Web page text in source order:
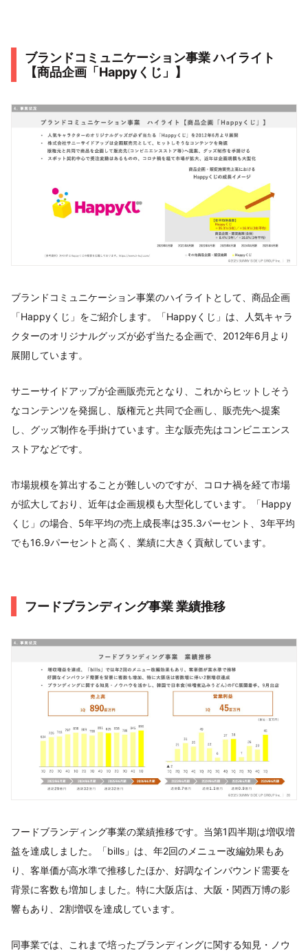
ブランドコミュニケーション事業 ハイライト
【商品企画「Happyくじ」】
ブランドコミュニケーション事業のハイライトとして、商品企画
「Happyくじ」をご紹介します。「Happyくじ」は、人気キャラ
クターのオリジナルグッズが必ず当たる企画で、2012年6月より
展開しています。
サニーサイドアップが企画販売元となり、これからヒットしそう
なコンテンツを発掘し、版権元と共同で企画し、販売先へ提案
し、グッズ制作を手掛けています。主な販売先はコンビニエンス
ストアなどです。
市場規模を算出することが難しいのですが、コロナ禍を経て市場
が拡大しており、近年は企画規模も大型化しています。「Happy
くじ」の場合、5年平均の売上成長率は35.3パーセント、3年平均
でも16.9パーセントと高く、業績に大きく貢献しています。
フードブランディング事業 業績推移
フードブランディング事業の業績推移です。当第1四半期は増収増
益を達成しました。「bills」は、年2回のメニュー改編効果もあ
り、客単価が高水準で推移したほか、好調なインバウンド需要を
背景に客数も増加しました。特に大阪店は、大阪・関西万博の影
響もあり、2割増収を達成しています。
同事業では、これまで培ったブランディングに関する知見・ノウ